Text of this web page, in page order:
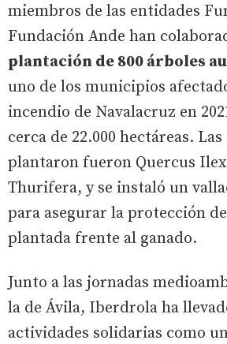
miembros de las entidades
Fundación Ande han
plantación de 800 árboles
uno de los municipios
incendio de Navalacruz en
cerca de 22.000 hectáreas.
plantaron fueron Quercus
Thurifera, y se instaló un
para asegurar la protección
plantada frente al ganado.
Junto a las jornadas
la de Ávila, Iberdrola ha
actividades solidarias como